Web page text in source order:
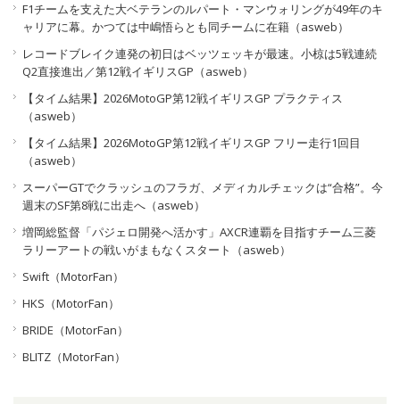
F1チームを支えた大ベテランのルパート・マンウォリングが49年のキ
ャリアに幕。かつては中嶋悟らとも同チームに在籍（asweb）
レコードブレイク連発の初日はベッツェッキが最速。小椋は5戦連続
Q2直接進出／第12戦イギリスGP（asweb）
【タイム結果】2026MotoGP第12戦イギリスGP プラクティス
（asweb）
【タイム結果】2026MotoGP第12戦イギリスGP フリー走行1回目
（asweb）
スーパーGTでクラッシュのフラガ、メディカルチェックは“合格”。今
週末のSF第8戦に出走へ（asweb）
増岡総監督「パジェロ開発へ活かす」AXCR連覇を目指すチーム三菱
ラリーアートの戦いがまもなくスタート（asweb）
Swift（MotorFan）
HKS（MotorFan）
BRIDE（MotorFan）
BLITZ（MotorFan）